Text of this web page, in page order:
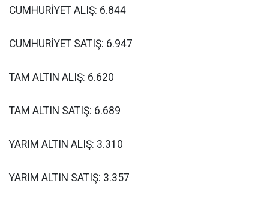
CUMHURİYET ALIŞ: 6.844
CUMHURİYET SATIŞ: 6.947
TAM ALTIN ALIŞ: 6.620
TAM ALTIN SATIŞ: 6.689
YARIM ALTIN ALIŞ: 3.310
YARIM ALTIN SATIŞ: 3.357